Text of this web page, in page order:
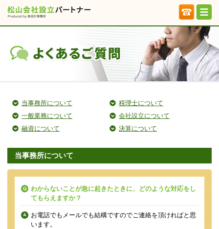
当事務所について
税理士について
一般業務について
会社設立について
融資について
決算について
当事務所について
わからないことが急に起きたときに、どのような対応をし
てもらえますか？
お電話でもメールでも結構ですのでご連絡を頂ければと思
います。